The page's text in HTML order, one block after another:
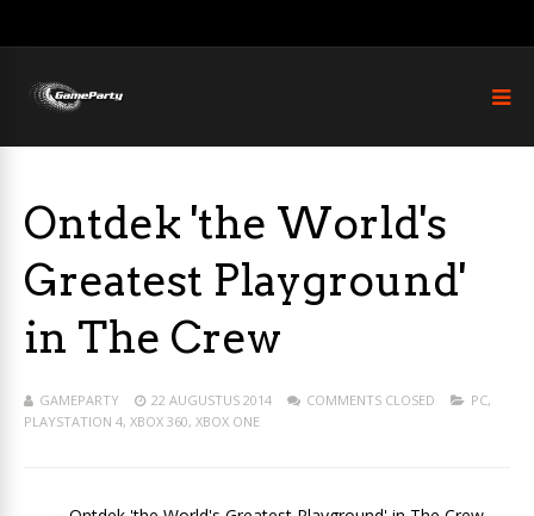
Ontdek 'the World's
Greatest Playground'
in The Crew
GAMEPARTY 22 AUGUSTUS 2014 COMMENTS CLOSED PC,
PLAYSTATION 4, XBOX 360, XBOX ONE